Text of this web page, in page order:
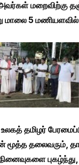
மறைவிற்கு
மாலை 5 மணியளவில்
உலகத் தமிழர்
மூத்த தலைவரும்,